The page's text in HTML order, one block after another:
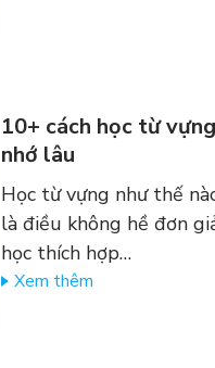
10+ cách học từ
nhớ lâu
Học từ vựng như thế
là điều không hề đơn
học thích hợp…
Xem thêm